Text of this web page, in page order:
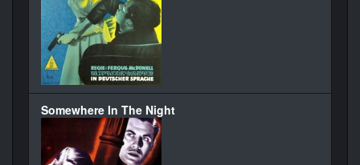
Somewhere In The Night